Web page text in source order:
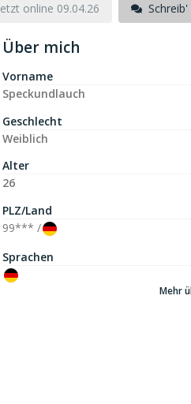
online 09.04.26 Schreib'
Über mich
Vorname
Speckundlauch
Geschlecht
Weiblich
Alter
26
PLZ/Land
99*** /
Sprachen
Mehr